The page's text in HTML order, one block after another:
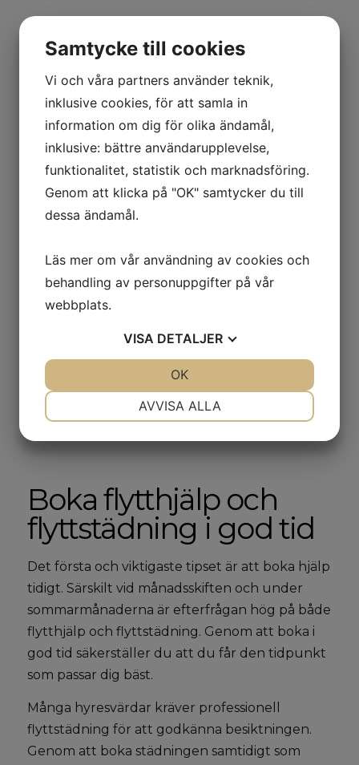
Så förbereder du
dig inför flytten –
tips från proffsen
Ska du snart flytta? Här är våra bästa
tips!
Att flytta till ett nytt hem är spännande – men
det kan också kännas överväldigande med allt
smartast? Vad ska man tänka på när flyttbilen
ska komma? Och hur undviker man att
glömma något viktigt?
På Milkas Entreprenad AB har vi hjälpt
tusentals kunder med bådeflyttoch
flyttstädning
sedan 1999. Här delar vi med oss
av våra bästa tips för att göra din flytt så smidig
Boka flytthjälp och
flyttstädning i god tid
Det första och viktigaste tipset är att boka hjälp
tidigt. Särskilt vid månadsskiften och under
sommarmånaderna är efterfrågan hög på både
flytthjälp och flyttstädning. Genom att boka i
god tid säkerställer du att du får den tidpunkt
som passar dig bäst.
Många hyresvärdar kräver professionell
flyttstädning för att godkänna besiktningen.
Genom att boka städningen samtidigt som
Samtycke till cookies
Vi och våra partners använder teknik,
inklusive cookies, för att samla in
information om dig för olika ändamål,
inklusive: bättre användarupplevelse,
funktionalitet, statistik och marknadsföring.
Genom att klicka på "OK" samtycker du till
dessa ändamål.
Läs mer om vår användning av cookies och
behandling av personuppgifter på vår
webbplats.
VISA DETALJER
AVVISA ALLA
OK